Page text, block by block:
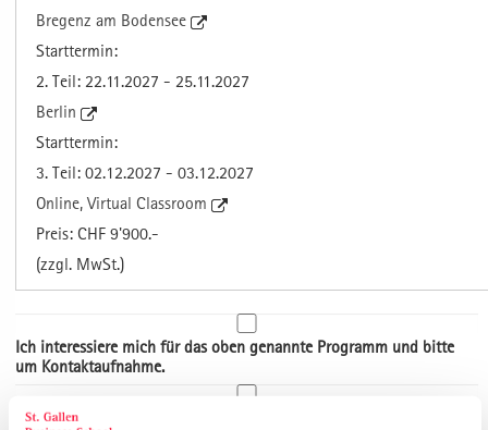
Bregenz am Bodensee
Starttermin:
2. Teil: 22.11.2027 - 25.11.2027
Berlin
Starttermin:
3. Teil: 02.12.2027 - 03.12.2027
Online, Virtual Classroom
Preis: CHF 9'900.-
(zzgl. MwSt.)
Ich interessiere mich für das oben genannte Programm und bitte
um Kontaktaufnahme.
Ich möchte mich für das oben genannte Programm anmelden.